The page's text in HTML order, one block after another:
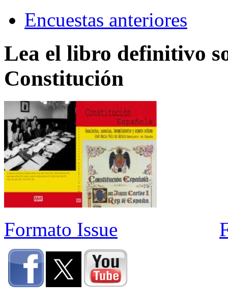
Encuestas anteriores
Lea el libro definitivo
Constitución
Formato Issue